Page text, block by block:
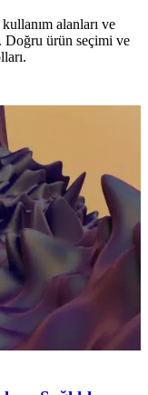
alanları ve
Doğru ürün seçimi ve